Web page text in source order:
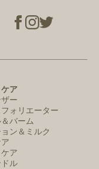
ア
ー
ォリエーター
バーム
ン＆ミルク
ア
ル